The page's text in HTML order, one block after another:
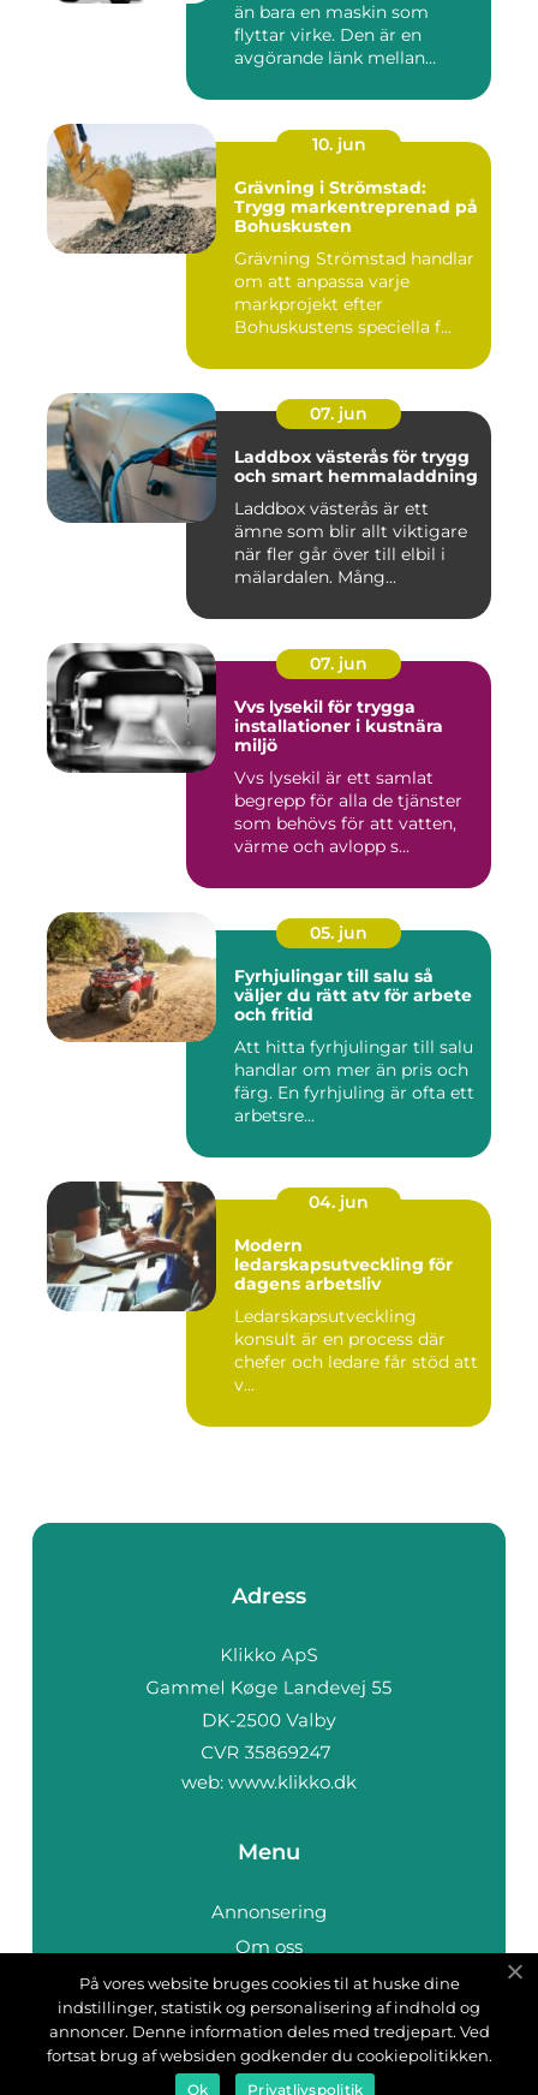
än bara en maskin som
flyttar virke. Den är en
avgörande länk mellan
10. jun
Grävning i Strömstad:
Trygg markentreprenad på
Bohuskusten
Grävning Strömstad handlar
om att anpassa varje
markprojekt efter
Bohuskustens speciella f...
07. jun
Laddbox västerås för trygg
och smart hemmaladdning
Laddbox västerås är ett
ämne som blir allt viktigare
när fler går över till elbil i
mälardalen. Mång...
07. jun
Vvs lysekil för trygga
installationer i kustnära
miljö
Vvs lysekil är ett samlat
begrepp för alla de tjänster
som behövs för att vatten,
värme och avlopp s...
05. jun
Fyrhjulingar till salu så
väljer du rätt atv för arbete
och fritid
Att hitta fyrhjulingar till salu
handlar om mer än pris och
färg. En fyrhjuling är ofta ett
arbetsre...
04. jun
Modern
ledarskapsutveckling för
dagens arbetsliv
Ledarskapsutveckling
konsult är en process där
chefer och ledare får stöd att
v...
Adress
web: www.klikko.dk
Menu
Annonsering
Om oss
Cookies
Kontakta oss
Sitemap
På vores website bruges cookies til at huske dine
indstillinger, statistik og personalisering af indhold og
annoncer. Denne information deles med tredjepart. Ved
fortsat brug af websiden godkender du cookiepolitikken.
Ok Privatlivspolitik